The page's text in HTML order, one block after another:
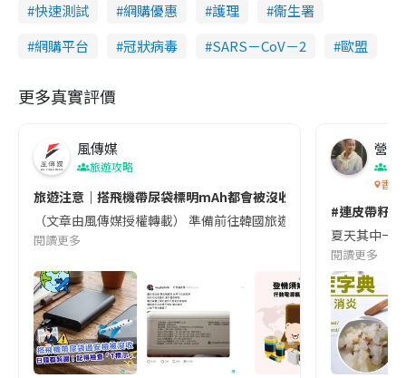
快速測試
網購優惠 護理
衞生署
網購平台
冠狀病毒 SARS－CoV－2 歐盟
更多真實評價
風傳媒
旅遊攻略
旅遊注意｜搭飛機帶尿袋標明mAh都會被沒收😱出發前切記檢查
（文章由風傳媒授權轉載） 準備前往韓國旅遊的民眾，近期要
閱讀更多
營養
香港
#連皮帶籽
夏天其中一
閱讀更多